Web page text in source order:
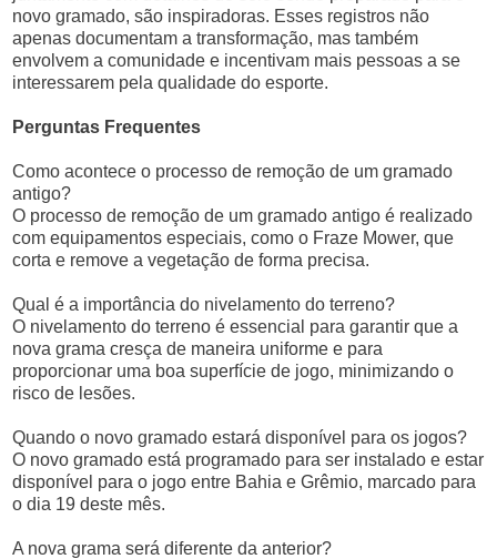
novo gramado, são inspiradoras. Esses registros não
apenas documentam a transformação, mas também
envolvem a comunidade e incentivam mais pessoas a se
interessarem pela qualidade do esporte.
Perguntas Frequentes
Como acontece o processo de remoção de um gramado
antigo?
O processo de remoção de um gramado antigo é realizado
com equipamentos especiais, como o Fraze Mower, que
corta e remove a vegetação de forma precisa.
Qual é a importância do nivelamento do terreno?
O nivelamento do terreno é essencial para garantir que a
nova grama cresça de maneira uniforme e para
proporcionar uma boa superfície de jogo, minimizando o
risco de lesões.
Quando o novo gramado estará disponível para os jogos?
O novo gramado está programado para ser instalado e estar
disponível para o jogo entre Bahia e Grêmio, marcado para
o dia 19 deste mês.
A nova grama será diferente da anterior?